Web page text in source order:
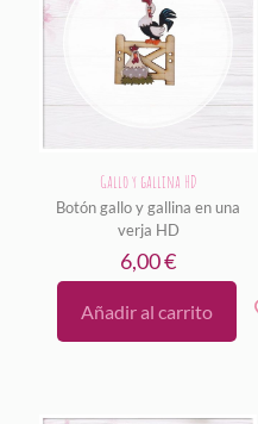
Gallo y gallina HD
Botón gallo y gallina en una
verja HD
6,00€
Añadir al carrito